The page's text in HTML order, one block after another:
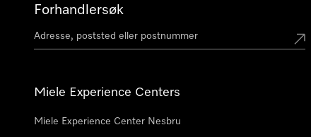
Forhandlersøk
Miele Experience Centers
Miele Experience Center Nesbru